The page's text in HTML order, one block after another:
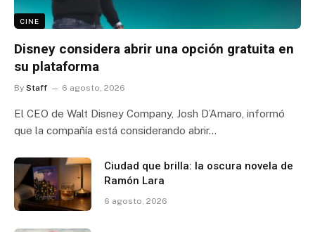
CINE
Disney considera abrir una opción gratuita en
su plataforma
By Staff 6 agosto, 2026
El CEO de Walt Disney Company, Josh D’Amaro, informó
que la compañía está considerando abrir…
Ciudad que brilla: la oscura novela de
Ramón Lara
6 agosto, 2026